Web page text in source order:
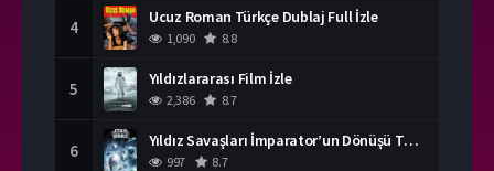
4 Ucuz Roman Türkçe Dublaj Full İzle
1,090 8.8
5 Yıldızlararası Film İzle
2,386 8.7
6 Yıldız Savaşları İmparator’un Dönüşü Türkçe Dublaj İzle
997 8.7